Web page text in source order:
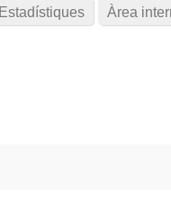
Estadístiques Àrea